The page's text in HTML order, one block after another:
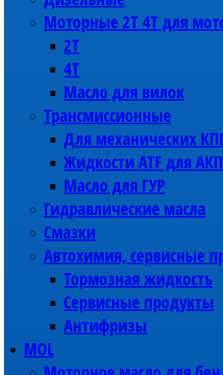
Моторные 2Т 4Т для
2Т
4Т
Масло для вилок
Трансмиссионные
Для механических
Жидкости ATF для
Масло для ГУР
Гидравлические масла
Смазки
Автохимия, сервисные
Тормозная жидкость
Сервисные продукты
Антифризы
MOL